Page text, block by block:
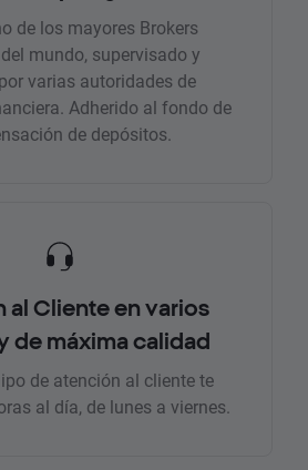
de los mayores Brokers
mundo, supervisado y
varias autoridades de
Adherido al fondo de
de depósitos.
al Cliente en varios
de máxima calidad
de atención al cliente te
al día, de lunes a viernes.